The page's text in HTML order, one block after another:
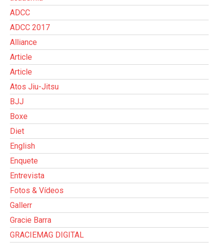
ADCC
ADCC 2017
Alliance
Article
Article
Atos Jiu-Jitsu
BJJ
Boxe
Diet
English
Enquete
Entrevista
Fotos & Vídeos
Gallerr
Gracie Barra
GRACIEMAG DIGITAL